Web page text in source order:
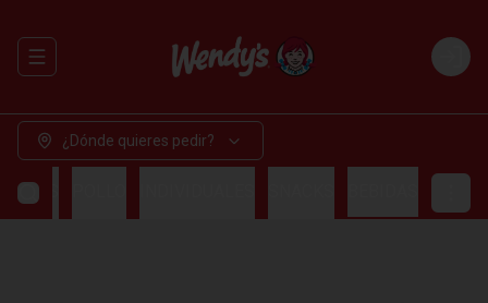
Abrir menu de navegación Login
¿Dónde quieres pedir?